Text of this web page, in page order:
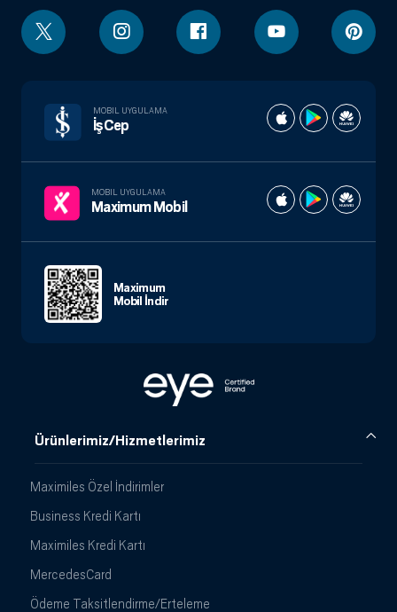
Ürünlerimiz/Hizmetlerimiz
Maximiles Özel İndirimler
Business Kredi Kartı
Maximiles Kredi Kartı
MercedesCard
Ödeme Taksitlendirme/Erteleme
MOBIL UYGULAMA
İşCep
MOBIL UYGULAMA
Maximum Mobil
Maximum
Mobil İndir